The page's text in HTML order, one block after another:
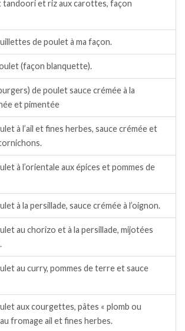
tandoori et riz aux carottes, façon
de poulet à ma façon.
(façon blanquette).
de poulet sauce crémée à la
et pimentée
à l’ail et fines herbes, sauce crémée et
à l’orientale aux épices et pommes de
à la persillade, sauce crémée à l’oignon.
au chorizo et à la persillade, mijotées
au curry, pommes de terre et sauce
aux courgettes, pâtes « plomb ou
au fromage ail et fines herbes.